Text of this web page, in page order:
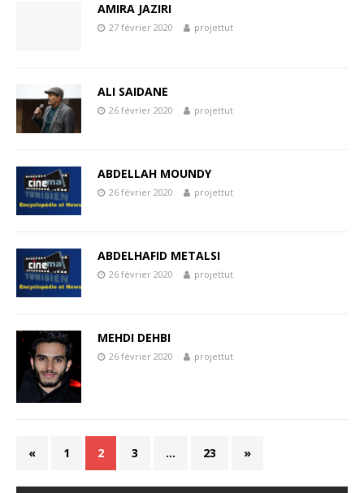
AMIRA JAZIRI
27 février 2020 projettut
ALI SAIDANE
26 février 2020 projettut
ABDELLAH MOUNDY
26 février 2020 projettut
ABDELHAFID METALSI
26 février 2020 projettut
MEHDI DEHBI
26 février 2020 projettut
« 1 2 3 … 23 »